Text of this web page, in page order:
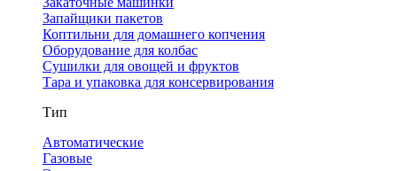
Запайщики пакетов
Коптильни для домашнего копчения
Оборудование для колбас
Сушилки для овощей и фруктов
Тара и упаковка для консервирования
Тип
Автоматические
Газовые